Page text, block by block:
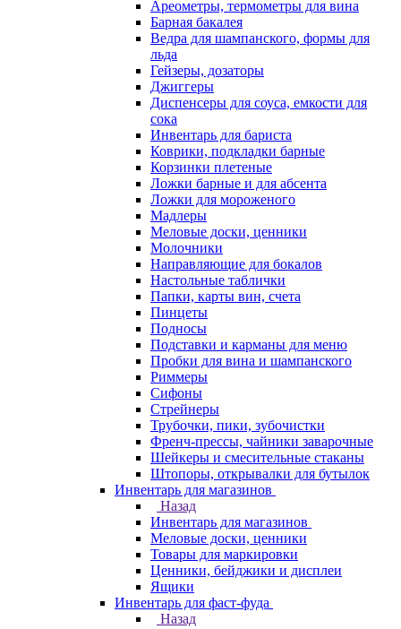
Ареометры, термометры для вина
Барная бакалея
Ведра для шампанского, формы для
льда
Гейзеры, дозаторы
Джиггеры
Диспенсеры для соуса, емкости для
сока
Инвентарь для бариста
Коврики, подкладки барные
Корзинки плетеные
Ложки барные и для абсента
Ложки для мороженого
Мадлеры
Меловые доски, ценники
Молочники
Направляющие для бокалов
Настольные таблички
Папки, карты вин, счета
Пинцеты
Подносы
Подставки и карманы для меню
Пробки для вина и шампанского
Риммеры
Сифоны
Стрейнеры
Трубочки, пики, зубочистки
Френч-прессы, чайники заварочные
Шейкеры и смесительные стаканы
Штопоры, открывалки для бутылок
Инвентарь для магазинов
Назад
Инвентарь для магазинов
Меловые доски, ценники
Товары для маркировки
Ценники, бейджики и дисплеи
Ящики
Инвентарь для фаст-фуда
Назад